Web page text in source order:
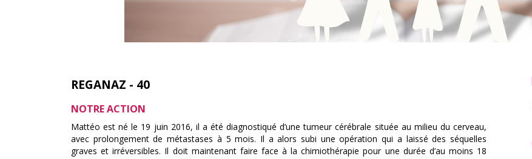
REGANAZ - 40
NOTRE ACTION
Mattéo est né le 19 juin 2016, il a été diagnostiqué d’une tumeur cérébrale située au milieu du cerveau,
avec prolongement de métastases à 5 mois. Il a alors subi une opération qui a laissé des séquelles
graves et irréversibles. Il doit maintenant faire face à la chimiothérapie pour une durée d’au moins 18